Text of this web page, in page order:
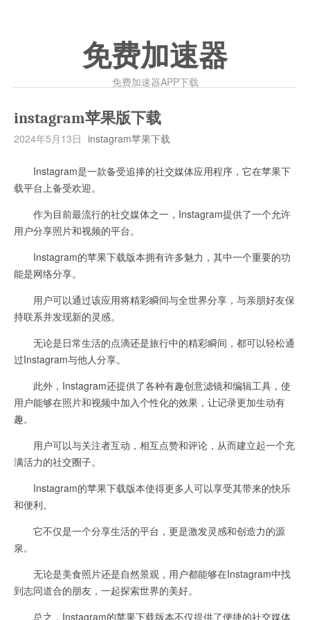
免费加速器
免费加速器APP下载
instagram苹果版下载
2024年5月13日 instagram苹果下载
Instagram是一款备受追捧的社交媒体应用程序，它在苹果下
载平台上备受欢迎。
作为目前最流行的社交媒体之一，Instagram提供了一个允许
用户分享照片和视频的平台。
Instagram的苹果下载版本拥有许多魅力，其中一个重要的功
能是网络分享。
用户可以通过该应用将精彩瞬间与全世界分享，与亲朋好友保
持联系并发现新的灵感。
无论是日常生活的点滴还是旅行中的精彩瞬间，都可以轻松通
过Instagram与他人分享。
此外，Instagram还提供了各种有趣创意滤镜和编辑工具，使
用户能够在照片和视频中加入个性化的效果，让记录更加生动有
趣。
用户可以与关注者互动，相互点赞和评论，从而建立起一个充
满活力的社交圈子。
Instagram的苹果下载版本使得更多人可以享受其带来的快乐
和便利。
它不仅是一个分享生活的平台，更是激发灵感和创造力的源
泉。
无论是美食照片还是自然景观，用户都能够在Instagram中找
到志同道合的朋友，一起探索世界的美好。
总之，Instagram的苹果下载版本不仅提供了便捷的社交媒体